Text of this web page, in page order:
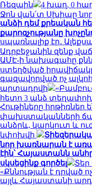
Ռեզաին
4 խաղ, 0
Ջոն վան՛տ Սխիպը
անձի դեմ քրեական
քարոզչությանը
սպառնալիք էր․
Ադրբեջանին զենք
ԱՄԷ-ի նախագահը
ստեղծված
գազավորված ոչ
արտադրվի
հետո 3 անձ
Հութիները հրթիռներ
փախստականների
անձրև, կարկուտ և
կփոխվի
նոր խառնարան է
էին՝ Հայաստանն
սկսեցինք գործել
«Քննության է դրված
այլև Հայաստանի